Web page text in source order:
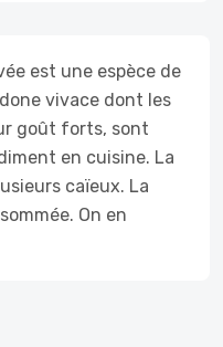
est une espèce de
vivace dont les
goût forts, sont
en cuisine. La
caïeux. La
On en